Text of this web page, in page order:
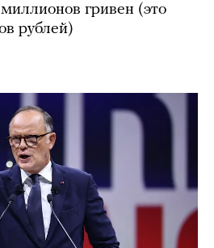
гривен (это
рублей)